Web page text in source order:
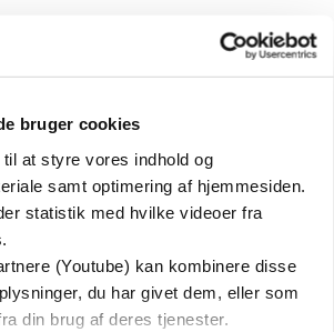
bruger cookies
at styre vores indhold og
samt optimering af hjemmesiden.
statistik med hvilke videoer fra
(Youtube) kan kombinere disse
du har givet dem, eller som
din brug af deres tjenester.